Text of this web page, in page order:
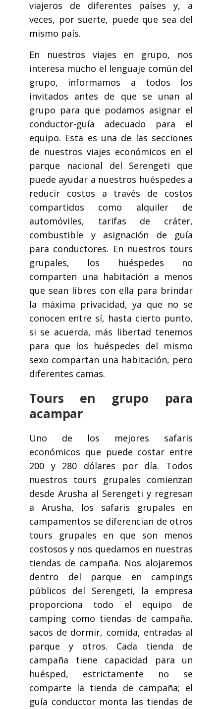
viajeros de diferentes países y, a
veces, por suerte, puede que sea del
mismo país.
En nuestros viajes en grupo, nos
interesa mucho el lenguaje común del
grupo, informamos a todos los
invitados antes de que se unan al
grupo para que podamos asignar el
conductor-guía adecuado para el
equipo. Esta es una de las secciones
de nuestros viajes económicos en el
parque nacional del Serengeti que
puede ayudar a nuestros huéspedes a
reducir costos a través de costos
compartidos como alquiler de
automóviles, tarifas de cráter,
combustible y asignación de guía
para conductores. En nuestros tours
grupales, los huéspedes no
comparten una habitación a menos
que sean libres con ella para brindar
la máxima privacidad, ya que no se
conocen entre sí, hasta cierto punto,
si se acuerda, más libertad tenemos
para que los huéspedes del mismo
sexo compartan una habitación, pero
diferentes camas.
Tours en grupo para
acampar
Uno de los mejores safaris
económicos que puede costar entre
200 y 280 dólares por día. Todos
nuestros tours grupales comienzan
desde Arusha al Serengeti y regresan
a Arusha, los safaris grupales en
campamentos se diferencian de otros
tours grupales en que son menos
costosos y nos quedamos en nuestras
tiendas de campaña. Nos alojaremos
dentro del parque en campings
públicos del Serengeti, la empresa
proporciona todo el equipo de
camping como tiendas de campaña,
sacos de dormir, comida, entradas al
parque y otros. Cada tienda de
campaña tiene capacidad para un
huésped, estrictamente no se
comparte la tienda de campaña; el
guía conductor monta las tiendas de